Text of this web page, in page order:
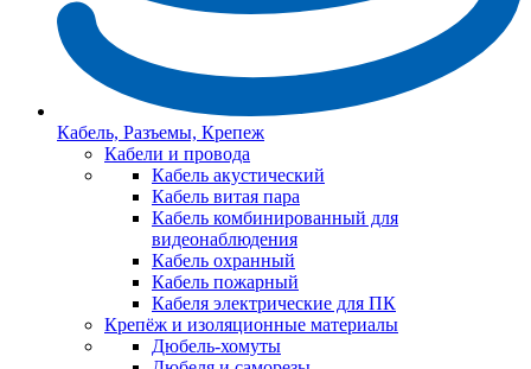
Кабель, Разъемы, Крепеж
Кабели и провода
Кабель акустический
Кабель витая пара
Кабель комбинированный для
видеонаблюдения
Кабель охранный
Кабель пожарный
Кабеля электрические для ПК
Крепёж и изоляционные материалы
Дюбель-хомуты